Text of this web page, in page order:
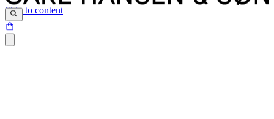
Skip to content